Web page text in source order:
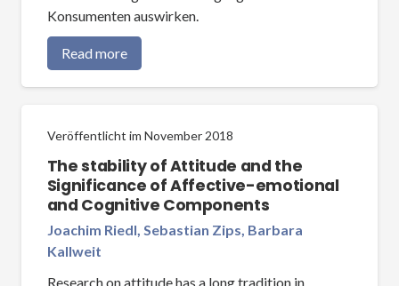
Konsumenten auswirken.
Read more
Veröffentlicht im November 2018
The stability of Attitude and the
Significance of Affective-emotional
and Cognitive Components
Joachim Riedl, Sebastian Zips, Barbara
Kallweit
Research on attitude has a long tradition in